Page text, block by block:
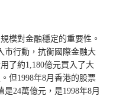
模對金融穩定的重要性。
市行動，抗衡國際金融大
了約1,180億元買入了大
但1998年8月香港的股票
24萬億元，是1998年8月